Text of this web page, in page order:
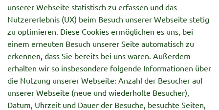
unserer Webseite statistisch zu erfassen und das
Nutzererlebnis (UX) beim Besuch unserer Webseite stetig
zu optimieren. Diese Cookies ermöglichen es uns, bei
einem erneuten Besuch unserer Seite automatisch zu
erkennen, dass Sie bereits bei uns waren. Außerdem
erhalten wir so insbesondere folgende Informationen über
die Nutzung unserer Webseite: Anzahl der Besucher auf
unserer Webseite (neue und wiederholte Besucher),
Datum, Uhrzeit und Dauer der Besuche, besuchte Seiten,